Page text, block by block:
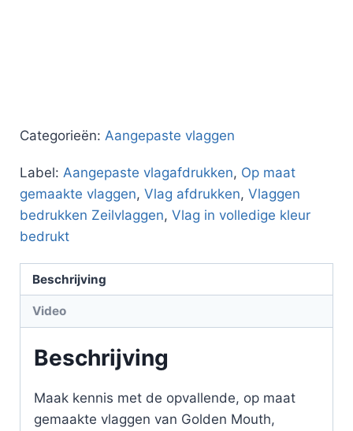
Categorieën: Aangepaste vlaggen
Label: Aangepaste vlagafdrukken, Op maat
gemaakte vlaggen, Vlag afdrukken, Vlaggen
bedrukken Zeilvlaggen, Vlag in volledige kleur
bedrukt
Beschrijving
Video
Beschrijving
Maak kennis met de opvallende, op maat
gemaakte vlaggen van Golden Mouth,